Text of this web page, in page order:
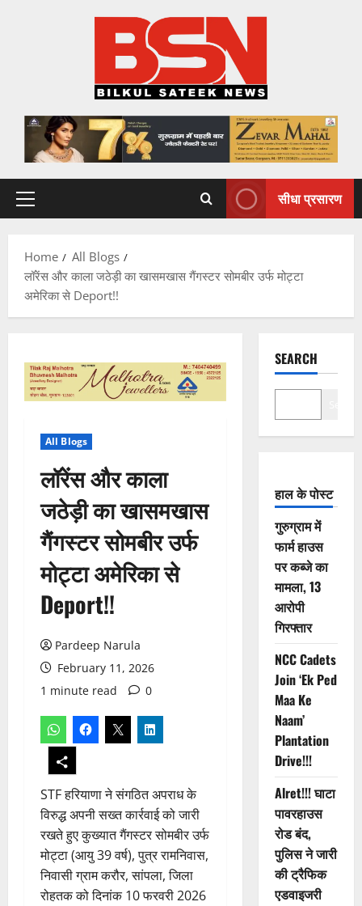
Primary
सीधा प्रसारण
Home
All Blogs
लॉरेंस और काला जठेड़ी का खासमखास गैंगस्टर सोमबीर उर्फ मोट्टा
अमेरिका से Deport!!
All Blogs
लॉरेंस और काला
जठेड़ी का खासमखास
गैंगस्टर सोमबीर उर्फ
मोट्टा अमेरिका से
Deport!!
Pardeep Narula
February 11, 2026
1 minute read
0
STF हरियाणा ने संगठित अपराध के
विरुद्ध अपनी सख्त कार्रवाई को जारी
रखते हुए कुख्यात गैंगस्टर सोमबीर उर्फ
मोट्टा (आयु 39 वर्ष), पुत्र रामनिवास,
निवासी ग्राम करौर, सांपला, जिला
रोहतक को दिनांक 10 फरवरी 2026
SEARCH
हाल के पोस्ट
गुरुग्राम में
फार्म हाउस
पर कब्जे का
मामला, 13
आरोपी
गिरफ्तार
NCC Cadets
Join ‘Ek Ped
Maa Ke
Naam’
Plantation
Drive!!!
Alret!!! घाटा
पावरहाउस
रोड बंद,
पुलिस ने जारी
की ट्रैफिक
एडवाइजरी